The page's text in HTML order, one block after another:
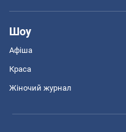
Шоу
Афіша
Краса
Жіночий журнал